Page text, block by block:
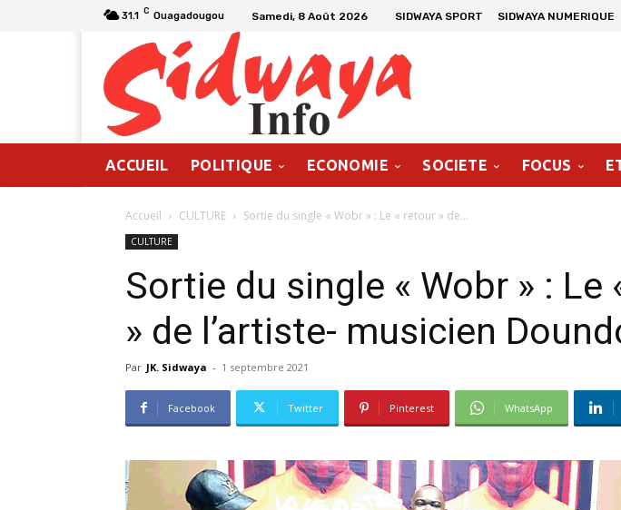
31.1 C Ouagadougou Samedi, 8 Août 2026 SIDWAYA SPORT SIDWAYA NUMERIQUE
ACCUEIL POLITIQUE ECONOMIE SOCIETE FOCUS
Accueil CULTURE Sortie du single « Wobr » : Le « retour » de...
CULTURE
Sortie du single « Wobr » : Le
» de l’artiste- musicien
Par JK. Sidwaya - 1 septembre 2021
Facebook Twitter Pinterest WhatsApp